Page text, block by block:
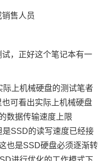
售人员
，正好这个笔记本有一
上机械硬盘的测试笔者
可看出实际上机械硬盘
数据传输速度上限
是SSD的读写速度已经接
也是SSD硬盘必须逐渐转